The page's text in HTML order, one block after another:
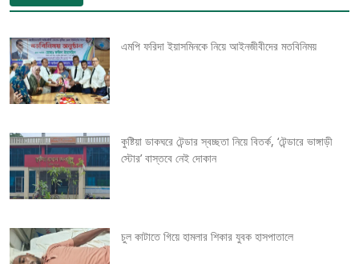
t
n
a
v
i
g
a
এমপি ফরিদা ইয়াসমিনকে নিয়ে আইনজীবীদের মতবিনিময়
কুষ্টিয়া ডাকঘরে টেন্ডার স্বচ্ছতা নিয়ে বিতর্ক, ‘টেন্ডারে ভাঙ্গাড়ী
স্টোর’ বাস্তবে নেই দোকান
চুল কাটাতে গিয়ে হামলার শিকার যুবক হাসপাতালে